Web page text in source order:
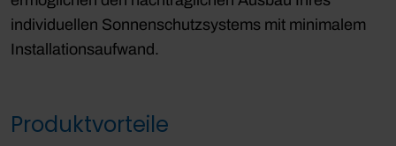
individuellen Sonnenschutzsystems mit minimalem
Installationsaufwand.
Produktvorteile